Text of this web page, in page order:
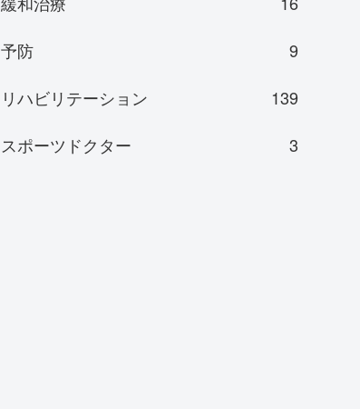
予防
9
リハビリテーション
139
スポーツドクター
3